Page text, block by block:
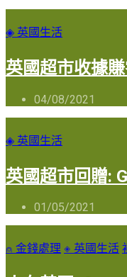
◈ 英國生活
英國超市收據
04/08/2021
◈ 英國生活
英國超市回贈:
01/05/2021
⍝ 金錢處理 ◈ 英國生活